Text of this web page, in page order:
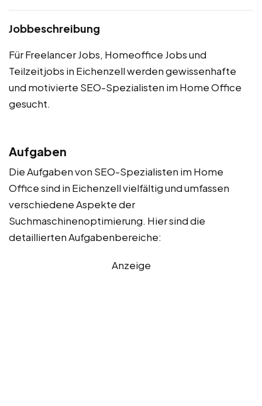
Jobbeschreibung
Für Freelancer Jobs, Homeoffice Jobs und
Teilzeitjobs in Eichenzell werden gewissenhafte
und motivierte SEO-Spezialisten im Home Office
gesucht.
Aufgaben
Die Aufgaben von SEO-Spezialisten im Home
Office sind in Eichenzell vielfältig und umfassen
verschiedene Aspekte der
Suchmaschinenoptimierung. Hier sind die
detaillierten Aufgabenbereiche:
Anzeige